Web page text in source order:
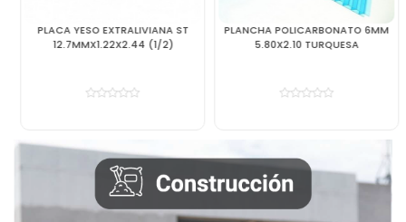
PLACA YESO EXTRALIVIANA ST
12.7MMX1.22X2.44 (1/2)
PLANCHA POLICARBONATO 6MM
5.80X2.10 TURQUESA